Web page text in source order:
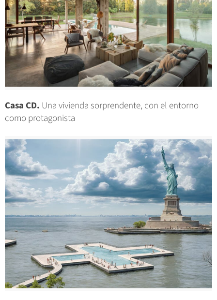
Casa CD. Una vivienda sorprendente, con el entorno
como protagonista